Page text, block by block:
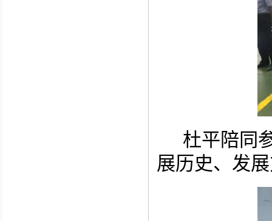
杜平陪同
展历史、发